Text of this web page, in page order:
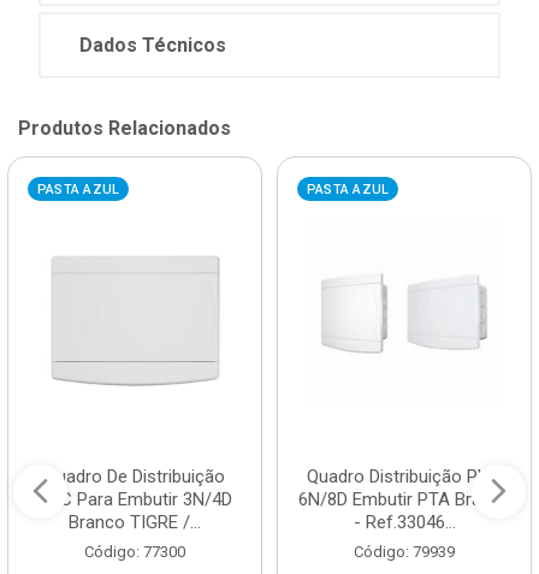
Dados Técnicos
Produtos Relacionados
PASTA AZUL
Quadro De Distribuição
PVC Para Embutir 3N/4D
Branco TIGRE /...
Código: 77300
PASTA AZUL
Quadro Distribuição PVC
6N/8D Embutir PTA Branco
- Ref.33046...
Código: 79939